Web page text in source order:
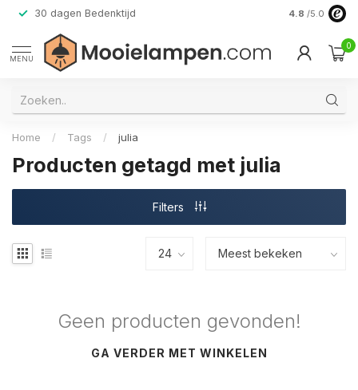
30 dagen Bedenktijd Verzending
4.8 /5.0
MENU
0
Home / Tags / julia
Producten getagd met julia
Filters
Geen producten gevonden!
GA VERDER MET WINKELEN